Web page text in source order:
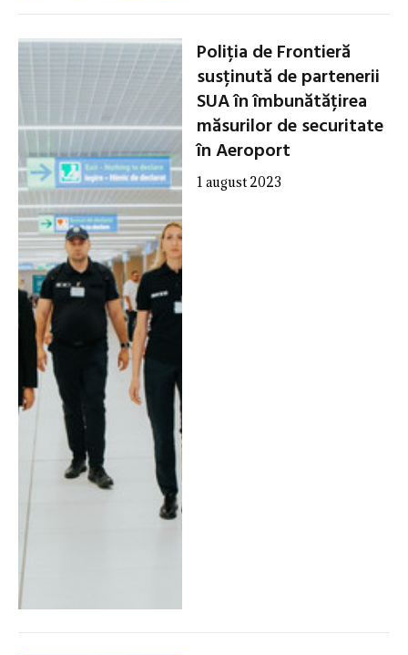
Poliția de Frontieră
susținută de partenerii
SUA în îmbunătățirea
măsurilor de securitate
în Aeroport
1 august 2023